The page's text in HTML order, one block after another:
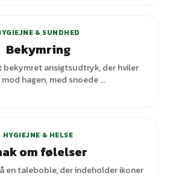
& SUNDHED
Bekymring
bekymret ansigtsudtryk, der hviler
hagen, med snoede ...
HYGIEJNE & HELSE
om følelser
en taleboble, der indeholder ikoner